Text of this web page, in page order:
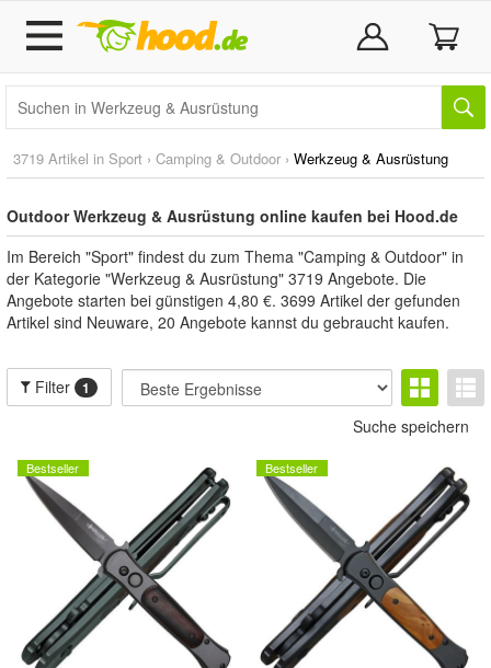
3719 Artikel in Sport › Camping & Outdoor › Werkzeug & Ausrüstung
Outdoor Werkzeug & Ausrüstung online kaufen bei Hood.de
Im Bereich "Sport" findest du zum Thema "Camping & Outdoor" in
der Kategorie "Werkzeug & Ausrüstung" 3719 Angebote. Die
Angebote starten bei günstigen 4,80 €. 3699 Artikel der gefunden
Artikel sind Neuware, 20 Angebote kannst du gebraucht kaufen.
Filter 1
Suche speichern
Bestseller Bestseller